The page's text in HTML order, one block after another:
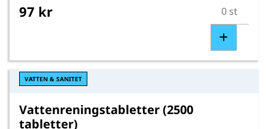
97 kr
VATTEN & SANITET
Vattenreningstabletter (2500
tabletter)